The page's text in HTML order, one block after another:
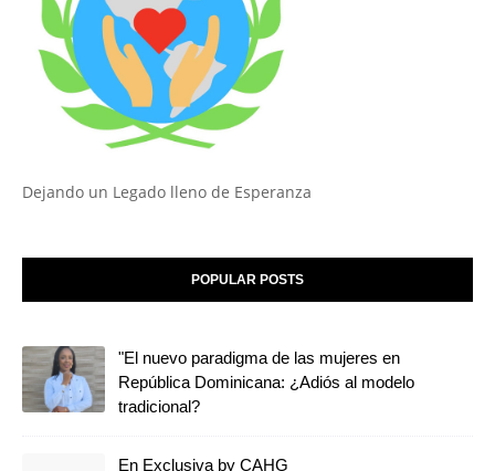
Dejando un Legado lleno de Esperanza
POPULAR POSTS
"El nuevo paradigma de las mujeres en
República Dominicana: ¿Adiós al modelo
tradicional?
En Exclusiva by CAHG